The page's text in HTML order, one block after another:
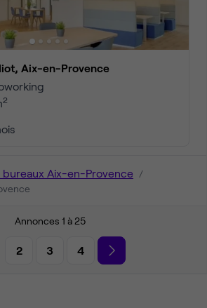
Aix-en-Provence
2
bureaux Aix-en-Provence
Annonces 1 à 25
2 3 4